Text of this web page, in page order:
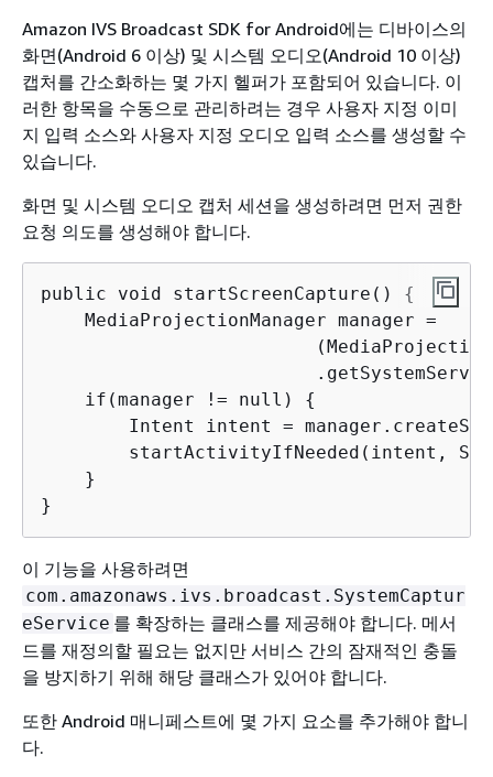
Amazon IVS Broadcast SDK for Android에는 디바이스의
화면(Android 6 이상) 및 시스템 오디오(Android 10 이상)
캡처를 간소화하는 몇 가지 헬퍼가 포함되어 있습니다. 이
러한 항목을 수동으로 관리하려는 경우 사용자 지정 이미
지 입력 소스와 사용자 지정 오디오 입력 소스를 생성할 수
있습니다.
화면 및 시스템 오디오 캡처 세션을 생성하려면 먼저 권한
요청 의도를 생성해야 합니다.
public void startScreenCapture() {
    MediaProjectionManager manager =
    if(manager != null)
{
Intent intent =
startActivityIfNeeded(intent,
    }
}
이 기능을 사용하려면
com.amazonaws.ivs.broadcast.SystemCaptur
eService 를 확장하는 클래스를 제공해야 합니다. 메서
드를 재정의할 필요는 없지만 서비스 간의 잠재적인 충돌
을 방지하기 위해 해당 클래스가 있어야 합니다.
또한 Android 매니페스트에 몇 가지 요소를 추가해야 합니
다.